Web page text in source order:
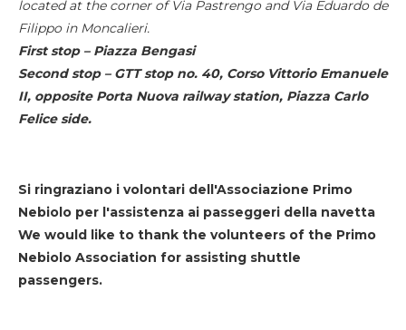
located at the corner of Via Pastrengo and Via Eduardo de
Filippo in Moncalieri.
First stop – Piazza Bengasi
Second stop – GTT stop no. 40, Corso Vittorio Emanuele
II, opposite Porta Nuova railway station, Piazza Carlo
Felice side.
Si ringraziano i volontari dell'Associazione Primo
Nebiolo per l'assistenza ai passeggeri della navetta
We would like to thank the volunteers of the Primo
Nebiolo Association for assisting shuttle
passengers.